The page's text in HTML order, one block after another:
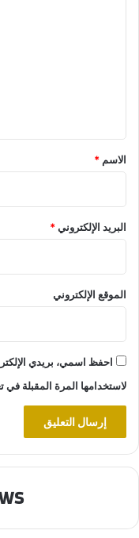
*
الاسم *
البريد الإلكتروني*
الموقع الإلكتروني
احفظ اسمي، بريدي
لاستخدامها المرة المقبلة في